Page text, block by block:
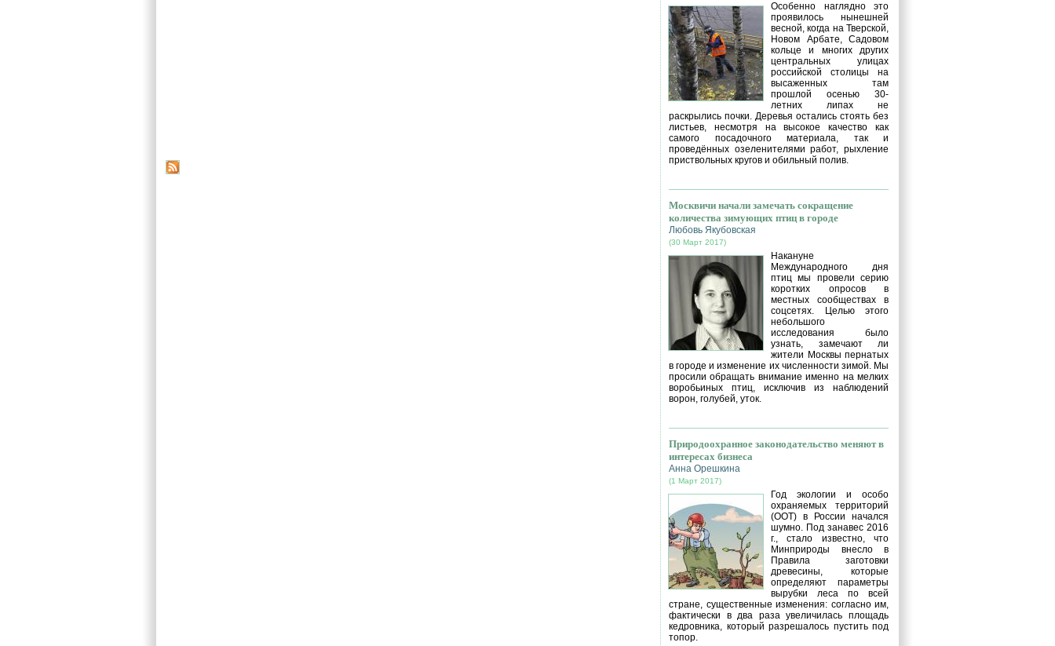
Особенно наглядно это
проявилось нынешней
весной, когда на Тверской,
Новом Арбате, Садовом
кольце и многих других
центральных улицах
российской столицы на
высаженных там
прошлой осенью 30-
летних липах не
раскрылись почки. Деревья остались стоять без
листьев, несмотря на высокое качество как
самого посадочного материала, так и
проведённых озеленителями работ, рыхление
приствольных кругов и обильный полив.
Москвичи начали замечать сокращение
количества зимующих птиц в городе
Любовь Якубовская
(30 Март 2017)
Накануне
Международного дня
птиц мы провели серию
коротких опросов в
местных сообществах в
соцсетях. Целью этого
небольшого
исследования было
узнать, замечают ли
жители Москвы пернатых
в городе и изменение их численности зимой. Мы
просили обращать внимание именно на мелких
воробьиных птиц, исключив из наблюдений
ворон, голубей, уток.
Природоохранное законодательство меняют в
интересах бизнеса
Анна Орешкина
(1 Март 2017)
Год экологии и особо
охраняемых территорий
(ООТ) в России начался
шумно. Под занавес 2016
г., стало известно, что
Минприроды внесло в
Правила заготовки
древесины, которые
определяют параметры
вырубки леса по всей
стране, существенные изменения: согласно им,
фактически в два раза увеличилась площадь
кедровника, который разрешалось пустить под
топор.